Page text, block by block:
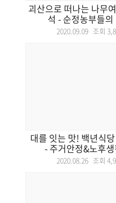
괴산으로 떠나는 나무
석 - 순정농부들
2020.09.09 조회
대를 잇는 맛! 백년식
- 주거안정&노후
2020.08.26 조회